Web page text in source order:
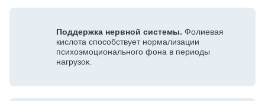
Поддержка нервной системы. Фолиевая
кислота способствует нормализации
психоэмоционального фона в периоды
нагрузок.